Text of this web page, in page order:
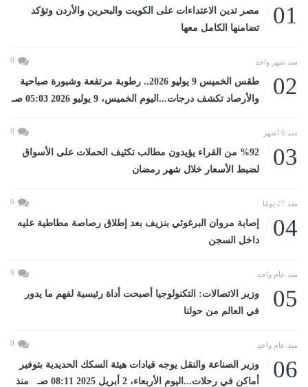
01
مصر تدين الاعتداءات على الكويت والبحرين والأردن وتؤكد
تضامنها الكامل معها
منذ شهر واحد 0
02
طقس الخميس 9 يوليو 2026.. رطوبة مرتفعة وشبورة صباحية
والأرصاد تكشف درجات...اليوم الخميس، 9 يوليو 2026 05:03 صـ
منذ 6 أشهر 0
03
%92 من القراء يؤيدون مطالب تكثيف الحملات على الأسواق
لضبط الأسعار خلال شهر رمضان
منذ 27 يومًا 0
04
إصابة مروان البرغوثي بنزيف بعد إطلاق رصاصة مطاطية عليه
داخل السجن
منذ عام واحد 0
05
وزير الاتصالات: التكنولوجيا أصبحت أداة رئيسية لفهم ما يدور
في العالم من حولنا
منذ عام واحد 0
06
وزير الصناعة والنقل يوجه قيادات هيئة السكك الحديدية بتوفير
أماكن في رحلات...اليوم الأربعاء، 2 أبريل 2025 08:11 صـ منذ